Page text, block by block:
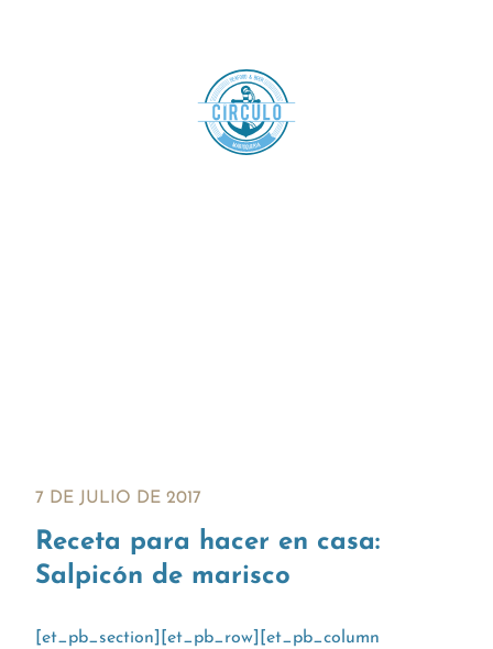
7 DE JULIO DE 2017
Receta para hacer en casa:
Salpicón de marisco
[et_pb_section][et_pb_row][et_pb_column